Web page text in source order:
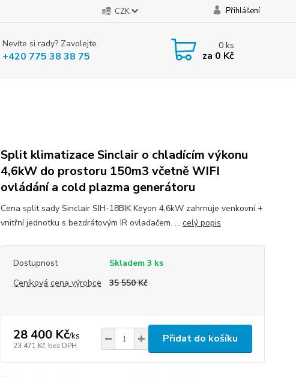
CZK Přihlášení
Nevíte si rady? Zavolejte.
+420 775 38 38 75
0ks
za 0 Kč
Split klimatizace Sinclair o chladícím výkonu
4,6kW do prostoru 150m3 včetně WIFI
ovládání a cold plazma generátoru
Cena split sady Sinclair SIH-18BIK Keyon 4,6kW zahrnuje venkovní +
vnitřní jednotku s bezdrátovým IR ovladačem. ... celý popis
Dostupnost
Skladem 3 ks
Ceníková cena výrobce
35 550 Kč
28 400 Kč/ks
23 471 Kč bez DPH
Přidat do košíku